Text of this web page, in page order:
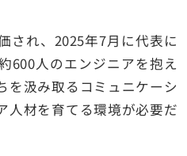
され、2025年7月に代表に
600人のエンジニアを抱え
を汲み取るコミュニケーシ
人材を育てる環境が必要だ